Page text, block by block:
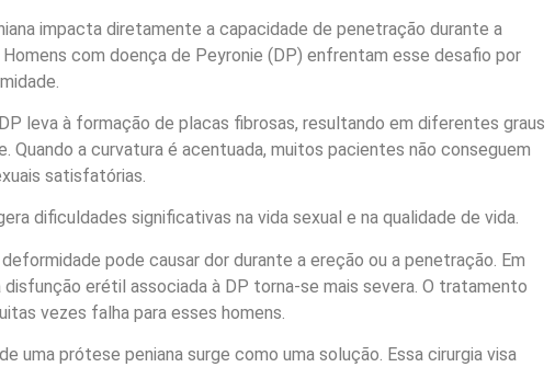
impacta diretamente a capacidade de penetração durante a
com doença de Peyronie (DP) enfrentam esse desafio por
leva à formação de placas fibrosas, resultando em diferentes graus
Quando a curvatura é acentuada, muitos pacientes não conseguem
satisfatórias.
dificuldades significativas na vida sexual e na qualidade de vida.
pode causar dor durante a ereção ou a penetração. Em
disfunção erétil associada à DP torna-se mais severa. O tratamento
vezes falha para esses homens.
uma prótese peniana surge como uma solução. Essa cirurgia visa